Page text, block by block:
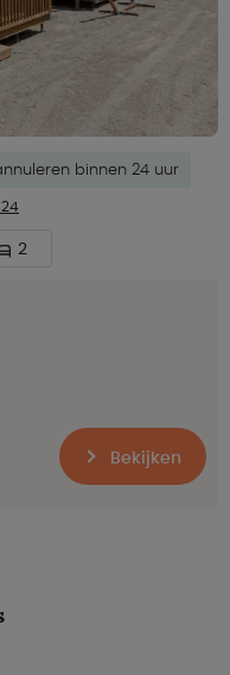
binnen 24 uur
2
Bekijken